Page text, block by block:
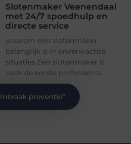
Slotenmaker Veenendaal
met 24/7 spoedhulp en
directe service
waarom een slotenmaker
belangrijk is in onverwachte
situaties Een slotenmaker is
vaak de eerste professional
Inbraak preventie"